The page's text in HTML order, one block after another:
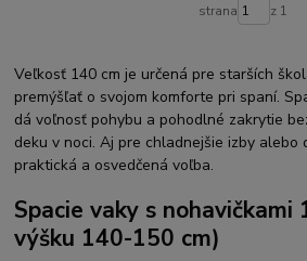
strana z 1
Veľkosť 140 cm je určená pre starších
premýšľať o svojom komforte pri spaní.
dá voľnosť pohybu a pohodlné zakrytie
deku v noci. Aj pre chladnejšie izby alebo
praktická a osvedčená voľba.
Spacie vaky s nohavičkami
výšku 140-150 cm)